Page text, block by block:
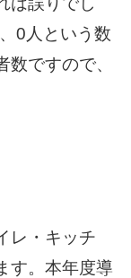
0人という数
ですので、
レ・キッチ
す。本年度導